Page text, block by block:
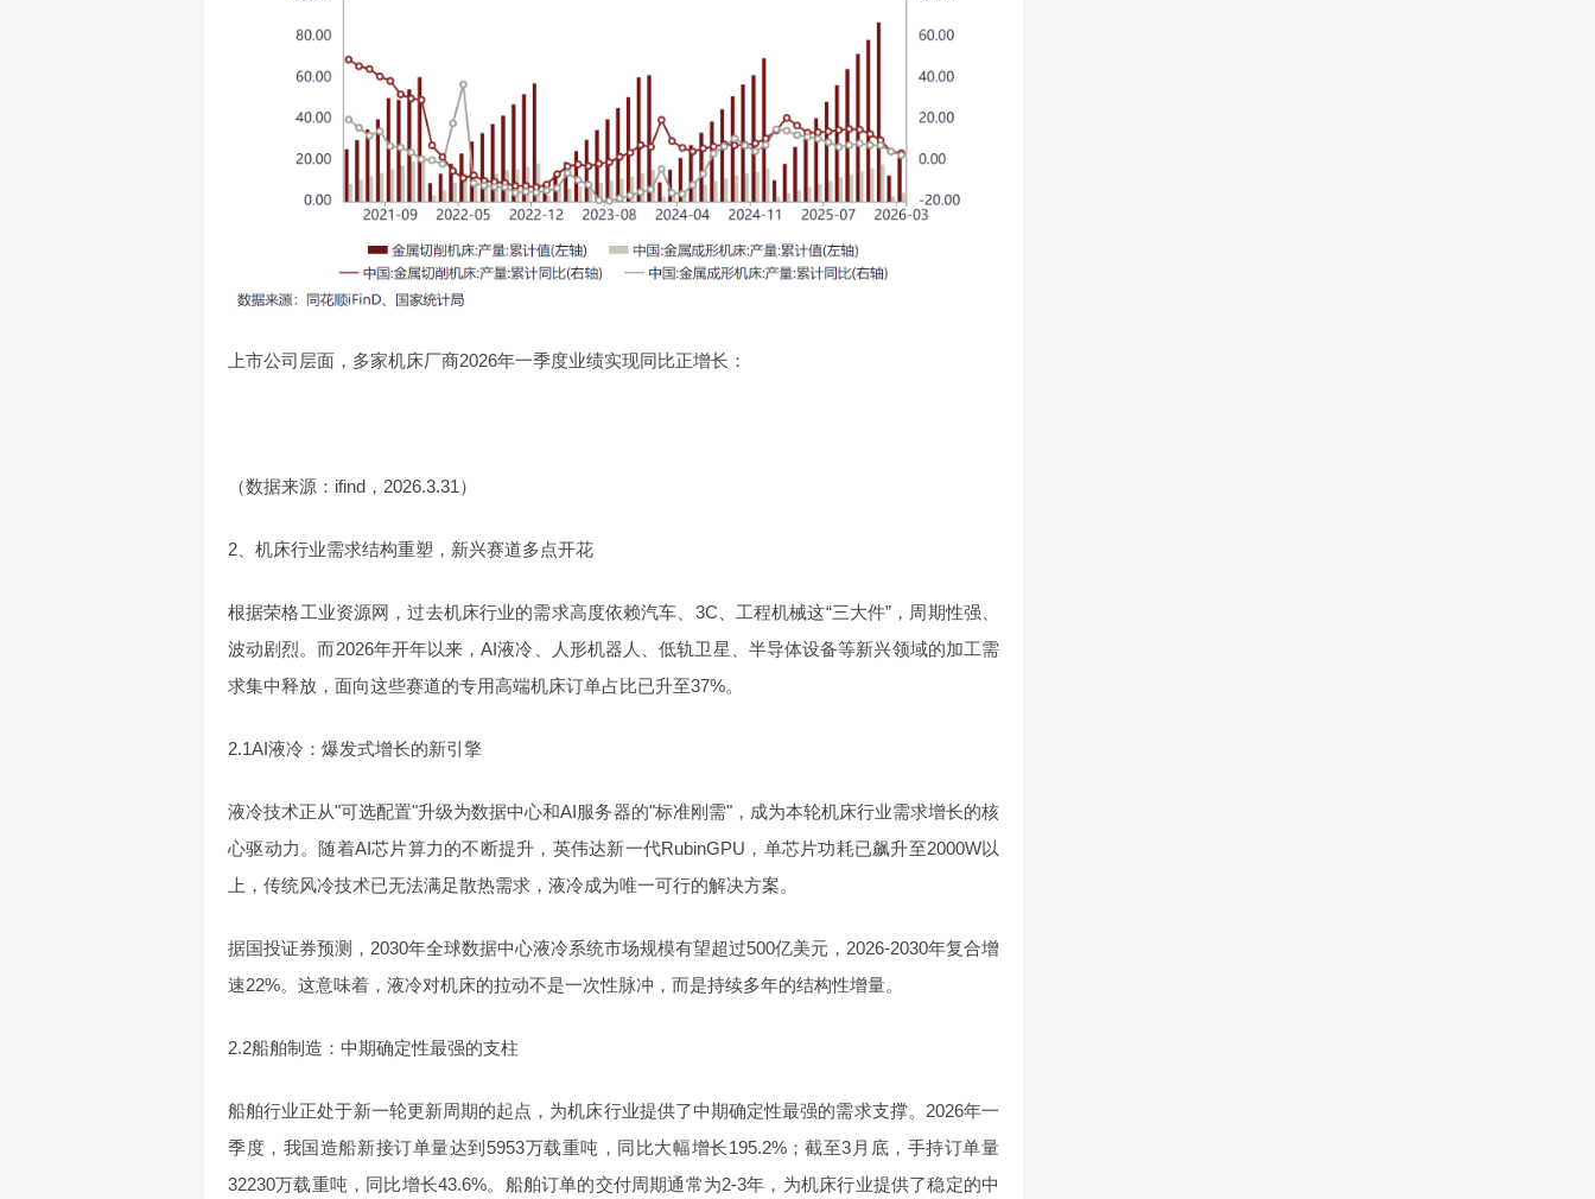
上市公司层面，多家机床厂商2026年一季度业绩实现同比正增长：
（数据来源：ifind，2026.3.31）
2、机床行业需求结构重塑，新兴赛道多点开花
根据荣格工业资源网，过去机床行业的需求高度依赖汽车、3C、工程机械这“三大件”，周期性强、
波动剧烈。而2026年开年以来，AI液冷、人形机器人、低轨卫星、半导体设备等新兴领域的加工需
求集中释放，面向这些赛道的专用高端机床订单占比已升至37%。
2.1AI液冷：爆发式增长的新引擎
液冷技术正从"可选配置"升级为数据中心和AI服务器的"标准刚需"，成为本轮机床行业需求增长的核
心驱动力。随着AI芯片算力的不断提升，英伟达新一代RubinGPU，单芯片功耗已飙升至2000W以
上，传统风冷技术已无法满足散热需求，液冷成为唯一可行的解决方案。
据国投证券预测，2030年全球数据中心液冷系统市场规模有望超过500亿美元，2026-2030年复合增
速22%。这意味着，液冷对机床的拉动不是一次性脉冲，而是持续多年的结构性增量。
2.2船舶制造：中期确定性最强的支柱
船舶行业正处于新一轮更新周期的起点，为机床行业提供了中期确定性最强的需求支撑。2026年一
季度，我国造船新接订单量达到5953万载重吨，同比大幅增长195.2%；截至3月底，手持订单量
32230万载重吨，同比增长43.6%。船舶订单的交付周期通常为2-3年，为机床行业提供了稳定的中